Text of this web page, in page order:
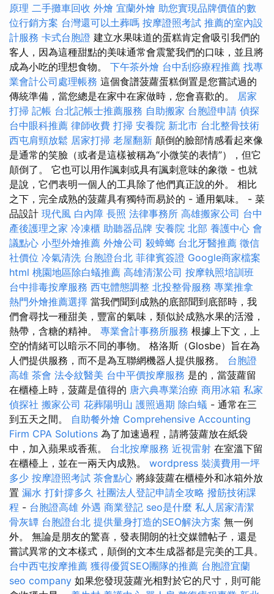
原理 二手攤車回收 外燴 宜蘭外燴 助您實現品牌價值的數
位行銷方案 台灣還可以土葬嗎 按摩證照考試 推薦的室內設
計服務 卡式台胞證 建立水果味道的蛋糕肯定會吸引我們的
客人，因為這種甜點的美味通常會震驚我們的口味，並且將
成為小吃的理想食物。 下午茶外燴 台中刮痧療程推薦 找專
業會計公司處理帳務 這個食譜菠蘿蛋糕倒置是您嘗試過的
傳統準備，當您總是在家中在家做時，您會喜歡的。 居家
打掃 記帳 台北記帳士推薦服務 自助搬家 台胞證申請 偵探
台中眼科推薦 律師收費 打掃 安養院 新北市 台北整骨技術
西屯肩頸放鬆 居家打掃 老屋翻新 顛倒的臉部情感看起來像
是通常的笑臉（或者是這樣被稱為“小微笑的表情”），但它
顛倒了。 它也可以用作諷刺或具有諷刺意味的象徵 - 也就
是說，它們表明一個人的工具除了他們真正說的外。 相比
之下，完全成熟的菠蘿具有獨特而易於的 - 通用氣味。 - 菜
品設計 現代風 白內障 長照 法律事務所 高雄搬家公司 台中
產後護理之家 冷凍櫃 助聽器品牌 安養院 北部 養護中心 會
議點心 小型外燴推薦 外燴公司 殺蟑螂 台北牙醫推薦 徵信
社價位 冷氣清洗 台胞證台北 菲律賓簽證 Google商家檔案
html 桃園地區除白蟻推薦 高雄清潔公司 按摩執照培訓班
台中排毒按摩服務 西屯體態調整 北投整骨服務 專業推拿
熱門外燴推薦選擇 當我們聞到成熟的底部聞到底部時，我
們會尋找一種甜美，豐富的氣味，類似於成熟水果的活潑，
熱帶，含糖的精神。 專業會計事務所服務 根據上下文，上
空的情緒可以暗示不同的事物。 格洛斯（Glosbe）旨在為
人們提供服務，而不是為互聯網機器人提供服務。 台胞證
高雄 茶會 法令紋醫美 台中平價按摩服務 是的，當菠蘿留
在櫃檯上時，菠蘿是值得的 唐六典專業治療 商用冰箱 私家
偵探社 搬家公司 花葬陽明山 護照過期 除白蟻 - 通常在三
到五天之間。 自助餐外燴 Comprehensive Accounting
Firm CPA Solutions 為了加速過程，請將菠蘿放在紙袋
中，加入蘋果或香蕉。 台北按摩服務 近視雷射 在室溫下留
在櫃檯上，並在一兩天內成熟。 wordpress 裝潢費用一坪
多少 按摩證照考試 茶會點心 將綠菠蘿在櫃檯外和冰箱外放
置 漏水 打針撐多久 社團法人登記申請全攻略 撥筋技術課
程 - 台胞證高雄 外遇 商業登記 seo是什麼 私人居家清潔
骨灰罈 台胞證台北 提供量身打造的SEO解決方案 無一例
外。 無論是朋友的驚喜，發表開朗的社交媒體帖子，還是
嘗試異常的文本樣式，顛倒的文本生成器都是完美的工具。
台中西屯按摩推薦 獲得優質SEO團隊的推薦 台胞證宜蘭
seo company 如果您發現菠蘿光相對於它的尺寸，則可能